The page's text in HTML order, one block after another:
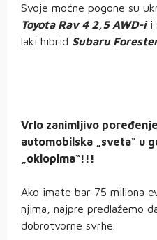
Svoje moćne pogone su
Toyota Rav 4 2,5 AWD-ii
laki hibrid Subaru
Vrlo zanimljivo
automobilska „sveta“ u
„oklopima“!!!
Ako imate bar 75 miliona
njima, najpre predlažemo
dobrotvorne svrhe.